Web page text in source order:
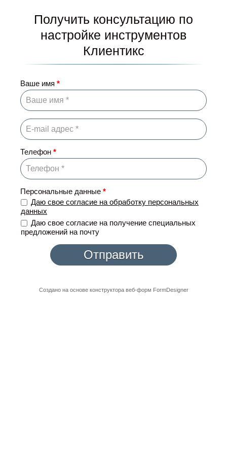
Получить консультацию по
настройке инструментов
Клиентикс
Ваше имя *
Телефон *
Персональные данные *
Даю свое согласие на обработку персональных
данных
Даю свое согласие на получение специальных
предложений на почту
Отправить
Создано на основе конструктора веб-форм FormDesigner